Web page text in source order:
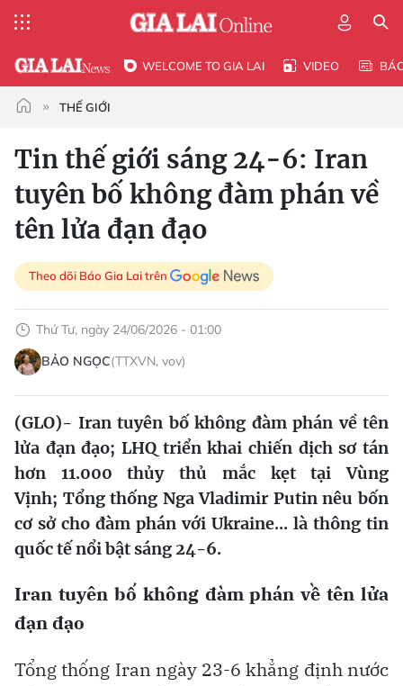
WELCOME TO GIA LAI VIDEO
THẾ GIỚI
Tin thế giới sáng 24-6: Iran
tuyên bố không đàm phán về
tên lửa đạn đạo
Theo dõi Báo Gia Lai trên
Thứ Tư, ngày 24/06/2026 - 01:00
BẢO NGỌC(TTXVN, vov)
(GLO)- Iran tuyên bố không đàm phán về tên
lửa đạn đạo; LHQ triển khai chiến dịch sơ tán
hơn 11.000 thủy thủ mắc kẹt tại Vùng
Vịnh; Tổng thống Nga Vladimir Putin nêu bốn
cơ sở cho đàm phán với Ukraine... là thông tin
quốc tế nổi bật sáng 24-6.
Iran tuyên bố không đàm phán về tên lửa
đạn đạo
Tổng thống Iran ngày 23-6 khẳng định nước